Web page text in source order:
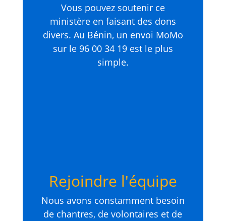
Vous pouvez soutenir ce
ministère en faisant des dons
divers. Au Bénin, un envoi MoMo
sur le 96 00 34 19 est le plus
simple.
Rejoindre l'équipe
Nous avons constamment besoin
de chantres, de volontaires et de